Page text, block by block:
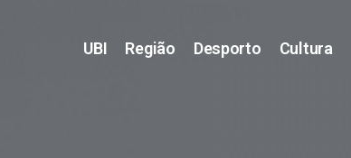
UBI Região Desporto Cultura